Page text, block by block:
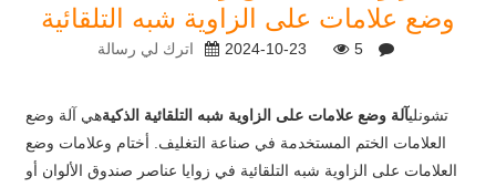
وضع علامات على الزاوية شبه التلقائية
2024-10-23 5 اترك لي رسالة
تشونليآلة وضع علامات على الزاوية شبه التلقائية الذكيةهي آلة وضع
العلامات الختم المستخدمة في صناعة التغليف. أختام وعلامات وضع
العلامات على الزاوية شبه التلقائية في زوايا عناصر صندوق الألوان أو